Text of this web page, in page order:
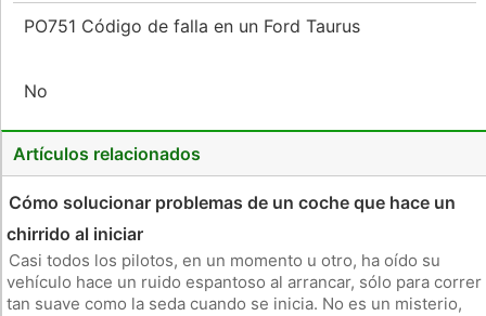
PO751 Código de falla en un Ford Taurus
No
Artículos relacionados
Cómo solucionar problemas de un coche que hace un
chirrido al iniciar
Casi todos los pilotos, en un momento u otro, ha oído su
vehículo hace un ruido espantoso al arrancar, sólo para correr
tan suave como la seda cuando se inicia. No es un misterio,